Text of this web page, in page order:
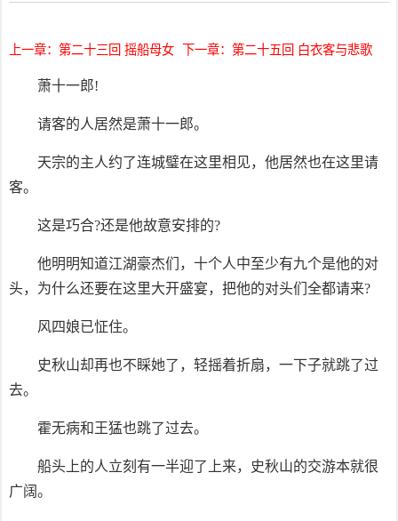
上一章：第二十三回 摇船母女 下一章：第二十五回 白衣客与悲歌
萧十一郎!
请客的人居然是萧十一郎。
天宗的主人约了连城璧在这里相见，他居然也在这里请
客。
这是巧合?还是他故意安排的?
他明明知道江湖豪杰们，十个人中至少有九个是他的对
头，为什么还要在这里大开盛宴，把他的对头们全都请来?
风四娘已怔住。
史秋山却再也不睬她了，轻摇着折扇，一下子就跳了过
去。
霍无病和王猛也跳了过去。
船头上的人立刻有一半迎了上来，史秋山的交游本就很
广阔。